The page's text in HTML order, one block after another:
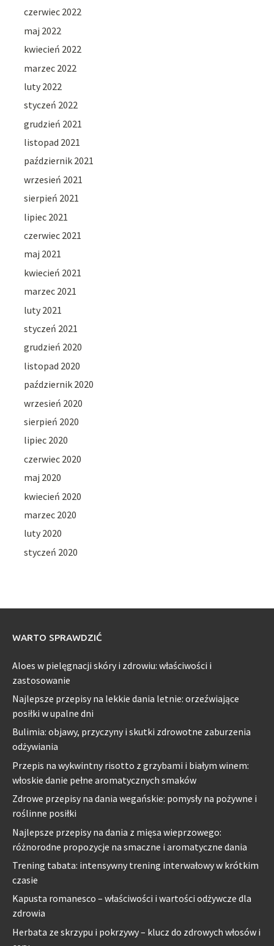
czerwiec 2022
maj 2022
kwiecień 2022
marzec 2022
luty 2022
styczeń 2022
grudzień 2021
listopad 2021
październik 2021
wrzesień 2021
sierpień 2021
lipiec 2021
czerwiec 2021
maj 2021
kwiecień 2021
marzec 2021
luty 2021
styczeń 2021
grudzień 2020
listopad 2020
październik 2020
wrzesień 2020
sierpień 2020
lipiec 2020
czerwiec 2020
maj 2020
kwiecień 2020
marzec 2020
luty 2020
styczeń 2020
WARTO SPRAWDZIĆ
Aloes w pielęgnacji skóry i zdrowiu: właściwości i
zastosowanie
Najlepsze przepisy na lekkie dania letnie: orzeźwiające
posiłki w upalne dni
Bulimia: objawy, przyczyny i skutki zdrowotne zaburzenia
odżywiania
Przepis na wykwintny risotto z grzybami i białym winem:
włoskie danie pełne aromatycznych smaków
Zdrowe przepisy na dania wegańskie: pomysły na pożywne i
roślinne posiłki
Najlepsze przepisy na dania z mięsa wieprzowego:
różnorodne propozycje na smaczne i aromatyczne dania
Trening tabata: intensywny trening interwałowy w krótkim
czasie
Kapusta romanesco – właściwości i wartości odżywcze dla
zdrowia
Herbata ze skrzypu i pokrzywy – klucz do zdrowych włosów i